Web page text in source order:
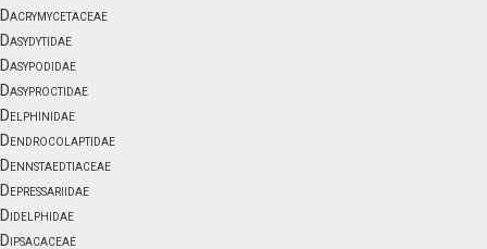
Dacrymycetaceae
Dasydytidae
Dasypodidae
Dasyproctidae
Delphinidae
Dendrocolaptidae
Dennstaedtiaceae
Depressariidae
Didelphidae
Dipsacaceae